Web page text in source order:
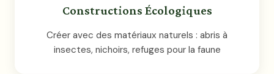
Constructions Écologiques
Créer avec des matériaux naturels : abris à
insectes, nichoirs, refuges pour la faune